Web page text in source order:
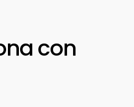
con